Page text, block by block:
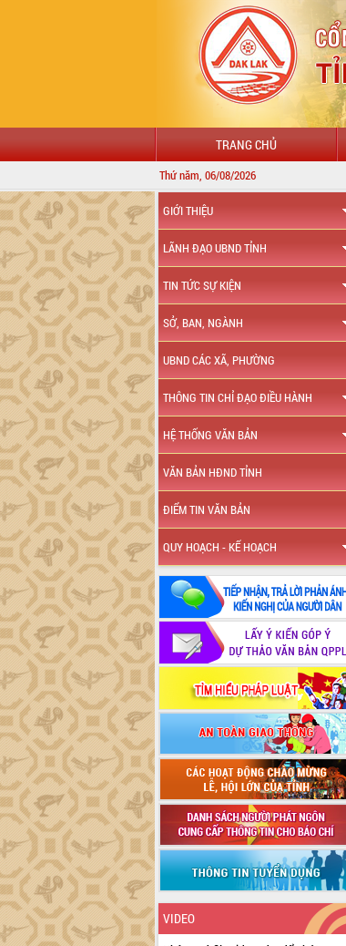
TRANG CHỦ
Thứ năm, 06/08/2026
GIỚI THIỆU
LÃNH ĐẠO UBND TỈNH
TIN TỨC SỰ KIỆN
SỞ, BAN, NGÀNH
UBND CÁC XÃ, PHƯỜNG
THÔNG TIN CHỈ ĐẠO ĐIỀU HÀNH
HỆ THỐNG VĂN BẢN
VĂN BẢN HĐND TỈNH
ĐIỂM TIN VĂN BẢN
QUY HOẠCH - KẾ HOẠCH
VIDEO